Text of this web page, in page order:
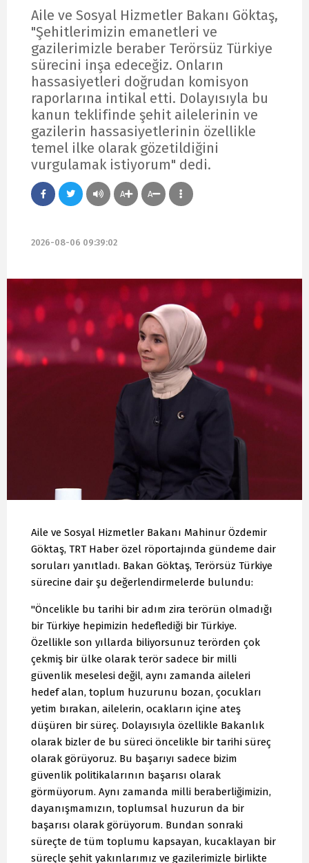
Aile ve Sosyal Hizmetler Bakanı Göktaş,
"Şehitlerimizin emanetleri ve
gazilerimizle beraber Terörsüz Türkiye
sürecini inşa edeceğiz. Onların
hassasiyetleri doğrudan komisyon
raporlarına intikal etti. Dolayısıyla bu
kanun teklifinde şehit ailelerinin ve
gazilerin hassasiyetlerinin özellikle
temel ilke olarak gözetildiğini
vurgulamak istiyorum" dedi.
A A
2026-08-06 09:39:02
Aile ve Sosyal Hizmetler Bakanı Mahinur Özdemir
Göktaş, TRT Haber özel röportajında gündeme dair
soruları yanıtladı. Bakan Göktaş, Terörsüz Türkiye
sürecine dair şu değerlendirmelerde bulundu:
"Öncelikle bu tarihi bir adım zira terörün olmadığı
bir Türkiye hepimizin hedeflediği bir Türkiye.
Özellikle son yıllarda biliyorsunuz terörden çok
çekmiş bir ülke olarak terör sadece bir milli
güvenlik meselesi değil, aynı zamanda aileleri
hedef alan, toplum huzurunu bozan, çocukları
yetim bırakan, ailelerin, ocakların içine ateş
düşüren bir süreç. Dolayısıyla özellikle Bakanlık
olarak bizler de bu süreci öncelikle bir tarihi süreç
olarak görüyoruz. Bu başarıyı sadece bizim
güvenlik politikalarının başarısı olarak
görmüyorum. Aynı zamanda milli beraberliğimizin,
dayanışmamızın, toplumsal huzurun da bir
başarısı olarak görüyorum. Bundan sonraki
süreçte de tüm toplumu kapsayan, kucaklayan bir
süreçle şehit yakınlarımız ve gazilerimizle birlikte